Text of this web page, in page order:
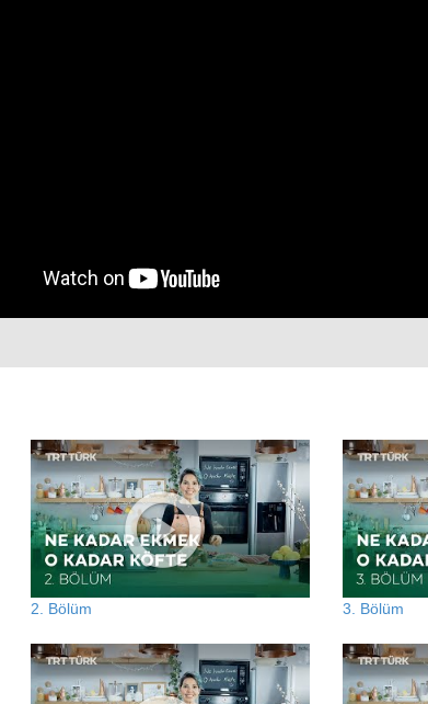
2. Bölüm 3. Bölüm